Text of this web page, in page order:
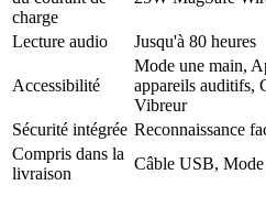
charge
Lecture audio Jusqu'à 80 heures
Accessibilité
Mode une main,
appareils auditifs,
Vibreur
Sécurité intégrée Reconnaissance
Compris dans la
livraison
Câble USB,